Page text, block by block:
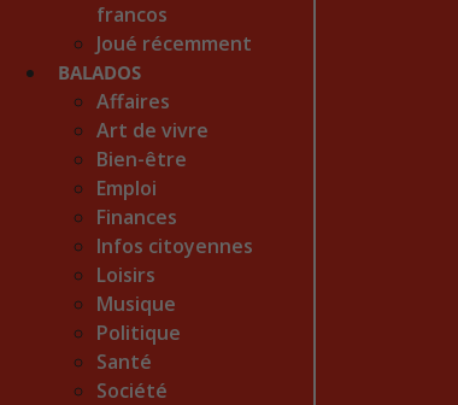
francos
Joué récemment
BALADOS
Affaires
Art de vivre
Bien-être
Emploi
Finances
Infos citoyennes
Loisirs
Musique
Politique
Santé
Société